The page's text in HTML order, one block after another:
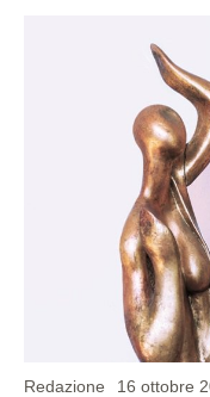
Redazione 16 ottobre